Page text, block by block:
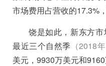
市场费用占营收的17.3%
饶是如此，新东方市
最近三个自然季 （2018
美元，9930万美元和9160